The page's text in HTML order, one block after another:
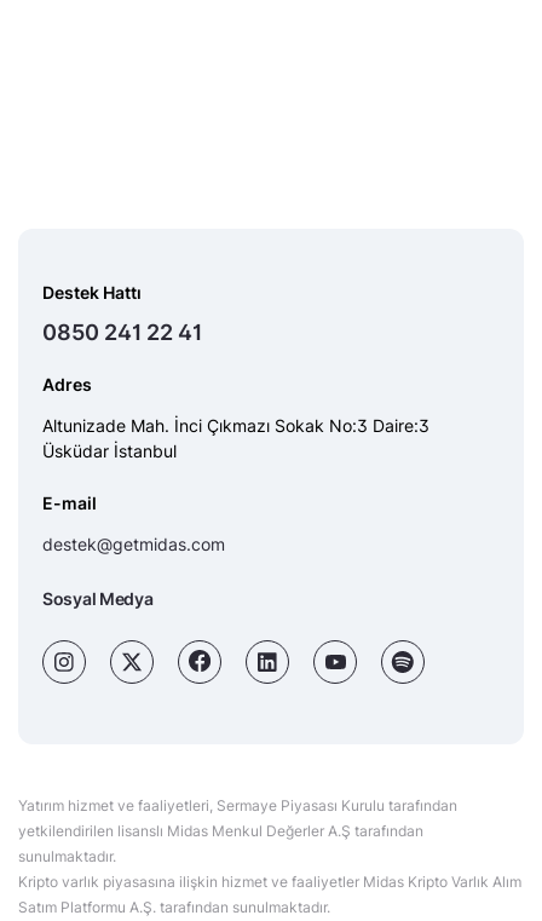
Destek Hattı
0850 241 22 41
Adres
Altunizade Mah. İnci Çıkmazı Sokak No:3 Daire:3
Üsküdar İstanbul
E-mail
destek@getmidas.com
Sosyal Medya
Yatırım hizmet ve faaliyetleri, Sermaye Piyasası Kurulu tarafından
yetkilendirilen lisanslı Midas Menkul Değerler A.Ş tarafından
sunulmaktadır.
Kripto varlık piyasasına ilişkin hizmet ve faaliyetler Midas Kripto Varlık Alım
Satım Platformu A.Ş. tarafından sunulmaktadır.